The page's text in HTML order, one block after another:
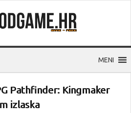
MENI
Pathfinder: Kingmaker
izlaska